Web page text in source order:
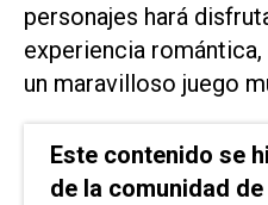
personajes hará
experiencia
un maravilloso juego
Este contenido se
de la comunidad